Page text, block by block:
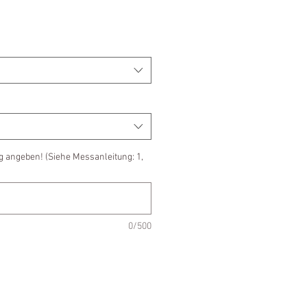
angeben! (Siehe Messanleitung: 1,
0/500